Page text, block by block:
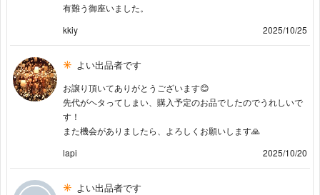
有難う御座いました。
kkiy
2025/10/25
よい出品者です
お譲り頂いてありがとうございます😊
先代がヘタってしまい、購入予定のお品でしたのでうれしいで
す！
また機会がありましたら、よろしくお願いします🙏
lapi
2025/10/20
よい出品者です